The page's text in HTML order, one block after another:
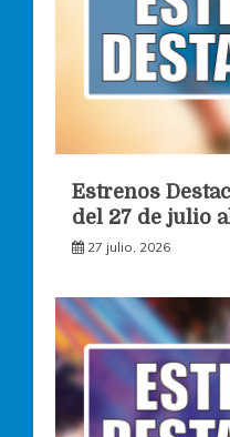
Estrenos
del 27 de julio
27 julio, 2026